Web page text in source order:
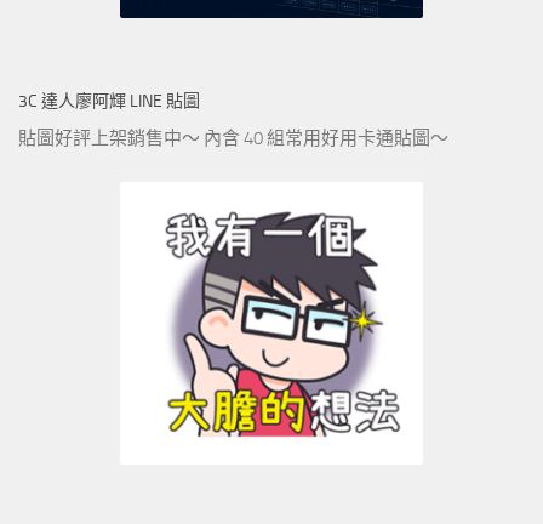
3C 達人廖阿輝 LINE 貼圖
貼圖好評上架銷售中～ 內含 40 組常用好用卡通貼圖～